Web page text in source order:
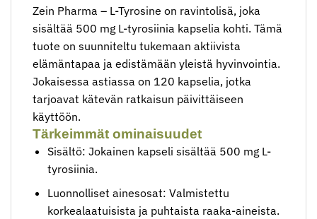
Zein Pharma – L-Tyrosine on ravintolisä, joka
sisältää 500 mg L-tyrosiinia kapselia kohti. Tämä
tuote on suunniteltu tukemaan aktiivista
elämäntapaa ja edistämään yleistä hyvinvointia.
Jokaisessa astiassa on 120 kapselia, jotka
tarjoavat kätevän ratkaisun päivittäiseen
käyttöön.
Tärkeimmät ominaisuudet
Sisältö: Jokainen kapseli sisältää 500 mg L-
tyrosiinia.
Luonnolliset ainesosat: Valmistettu
korkealaatuisista ja puhtaista raaka-aineista.